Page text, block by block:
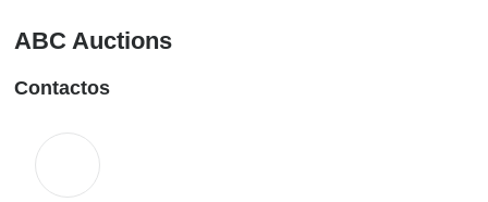
ABC Auctions
Contactos